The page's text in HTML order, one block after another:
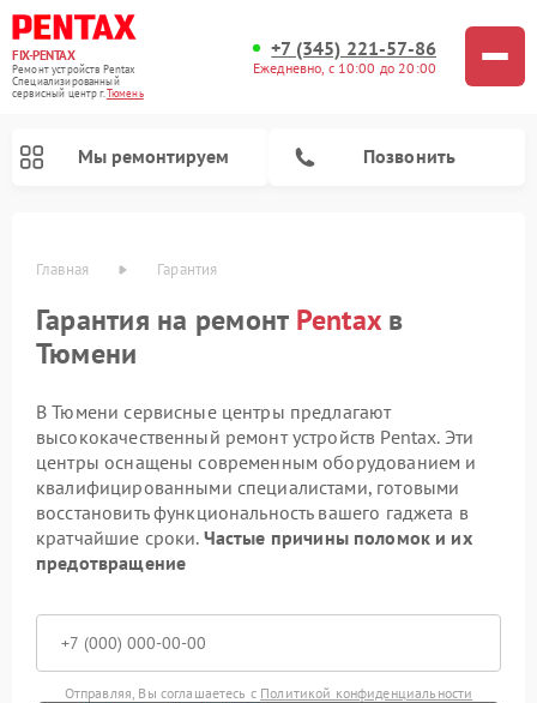
FIX-PENTAX
Ремонт устройств Pentax
Специализированный
cервисный центр г.Тюмень
+7 (345) 221-57-86
Ежедневно, с 10:00 до 20:00
Мы ремонтируем Позвонить
Главная Гарантия
Гарантия на ремонт Pentaxв
Тюмени
В Тюмени сервисные центры предлагают
высококачественный ремонт устройств Pentax. Эти
центры оснащены современным оборудованием и
квалифицированными специалистами, готовыми
восстановить функциональность вашего гаджета в
кратчайшие сроки. Частые причины поломок и их
предотвращение
Отправляя, Вы соглашаетесь с Политикой конфиденциальности